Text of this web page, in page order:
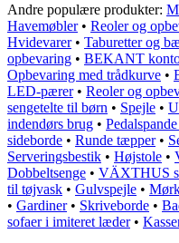
Andre populære produkter:
Havemøbler• Reoler og
Hvidevarer• Taburetter og
opbevaring • BEKANT
Opbevaring med trådkurve •
LED-pærer• Reoler og
sengetelte til børn • Spejle •
indendørs brug •
sideborde • Runde tæpper•
Serveringsbestik • Højstole •
Dobbeltsenge • VÄXTHUS
til tøjvask • Gulvspejle •
• Gardiner• Skriveborde •
sofaer i imiteret læder•